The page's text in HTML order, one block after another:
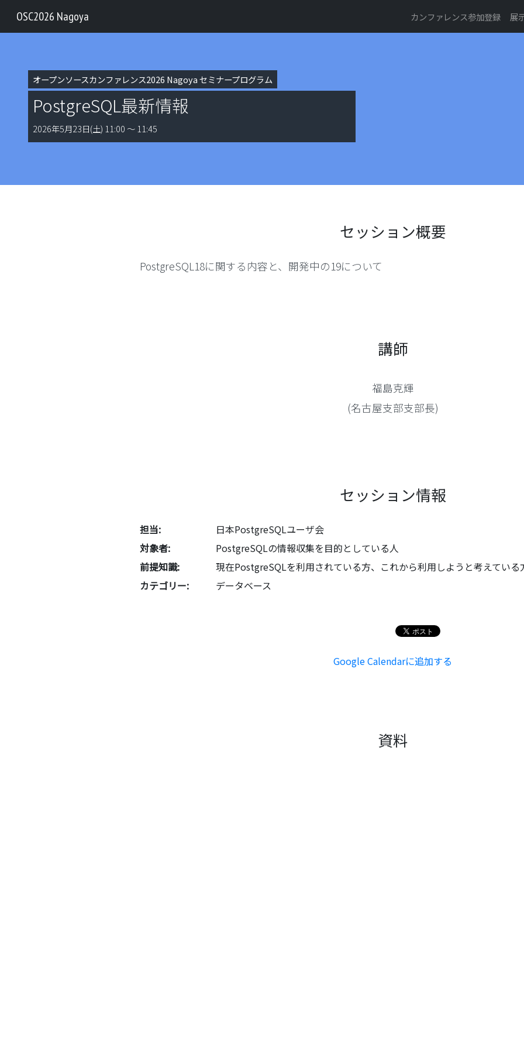
OSC2026 Nagoya カンファレンス参加登録 展
オープンソースカンファレンス2026 Nagoya セミナープログラム
PostgreSQL最新情報
2026年5月23日(土) 11:00 〜 11:45
セッション概要
PostgreSQL18に関する内容と、開発中の19について
講師
福島克輝
(名古屋支部支部長)
セッション情報
担当:
日本PostgreSQLユーザ会
対象者:
PostgreSQLの情報収集を目的としている人
前提知識:
現在PostgreSQLを利用されている方、これから利用しようと考えている
カテゴリー:
データベース
Google Calendarに追加する
資料